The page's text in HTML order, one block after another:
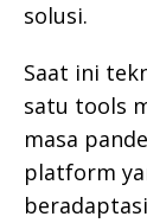
solusi.
Saat ini
satu tools
masa
platform